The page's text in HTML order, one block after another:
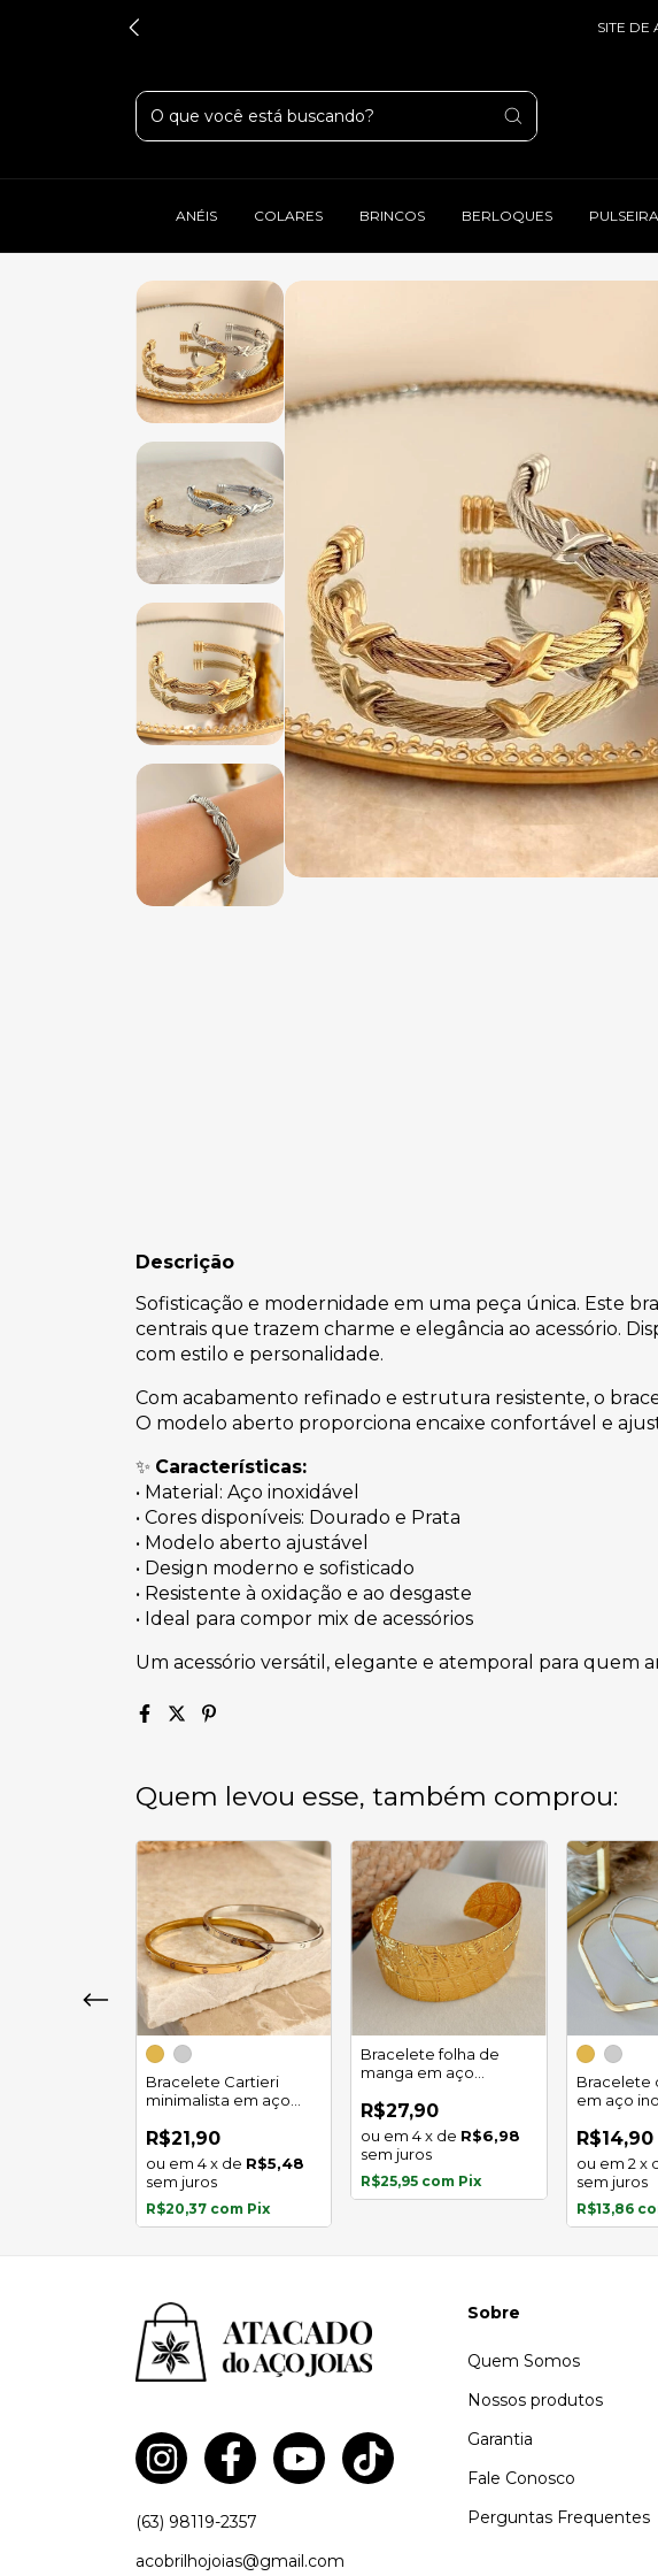
SITE
ANÉIS COLARES BRINCOS BERLOQUES
Descrição
Sofisticação e modernidade em uma peça única. Este
centrais que trazem charme e elegância ao acessório.
com estilo e personalidade.
Com acabamento refinado e estrutura resistente, o
O modelo aberto proporciona encaixe confortável e
✨ Características:
• Material: Aço inoxidável
• Cores disponíveis: Dourado e Prata
• Modelo aberto ajustável
• Design moderno e sofisticado
• Resistente à oxidação e ao desgaste
• Ideal para compor mix de acessórios
Um acessório versátil, elegante e atemporal para quem
Quem levou esse, também comprou:
Bracelete Cartieri
minimalista em aço
R$21,90
4x de R$5,48
sem juros
R$20,37 com Pix
Bracelete folha de
manga em aço
R$27,90
4 x de R$6,98
sem juros
R$25,95 com Pix
Bracelete
em aço
R$14,90
2 x
sem juros
R$13,86
(63) 98119-2357
acobrilhojoias@gmail.com
Sobre
Quem Somos
Nossos produtos
Garantia
Fale Conosco
Perguntas Frequentes